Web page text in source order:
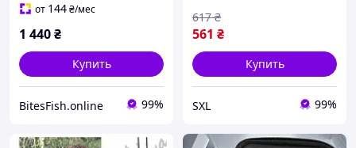
от 144₴/мес
1 440₴
Купить
BitesFish.online 99%
561 ₴
617 ₴
Купить
SXL 99%